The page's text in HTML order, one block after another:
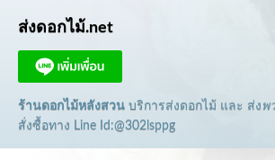
ส่งดอกไม้.net
ร้านดอกไม้หลังสวน บริการส่งดอกไม้ และ ส่ง พ
สั่งซื้อทาง Line Id:@302lsppg